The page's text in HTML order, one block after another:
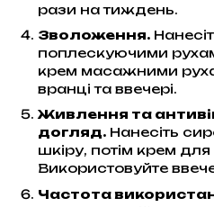
рази на тиждень.
Зволоження.
поплескуючими
крем масажними
вранці та ввечері.
Живлення та
догляд. Нанесіть
шкіру, потім крем
Використовуйте
Частота